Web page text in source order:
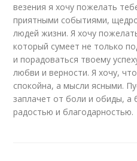
везения я хочу пожелать
приятными событиями,
людей жизни. Я хочу
который сумеет не только
и порадоваться твоему
любви и верности. Я хочу,
спокойна, а мысли ясными.
заплачет от боли и обиды, а
радостью и благодарностью.